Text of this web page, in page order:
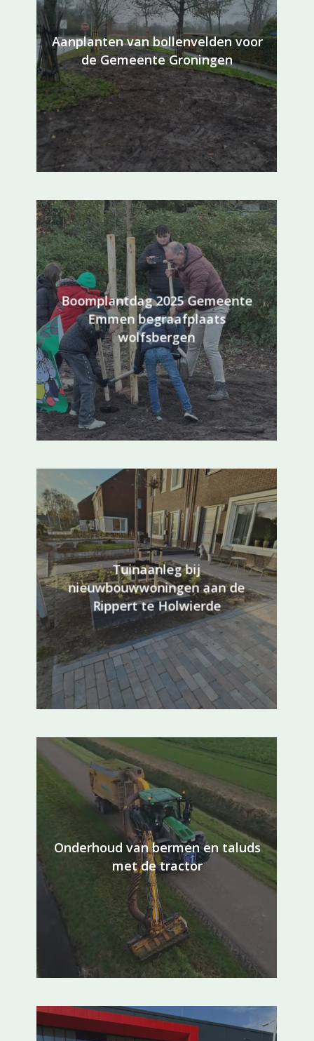
Aanplanten van bollenvelden voor
de Gemeente Groningen
Boomplantdag 2025 Gemeente
Emmen begraafplaats
wolfsbergen
Tuinaanleg bij
nieuwbouwwoningen aan de
Rippert te Holwierde
Onderhoud van bermen en taluds
met de tractor